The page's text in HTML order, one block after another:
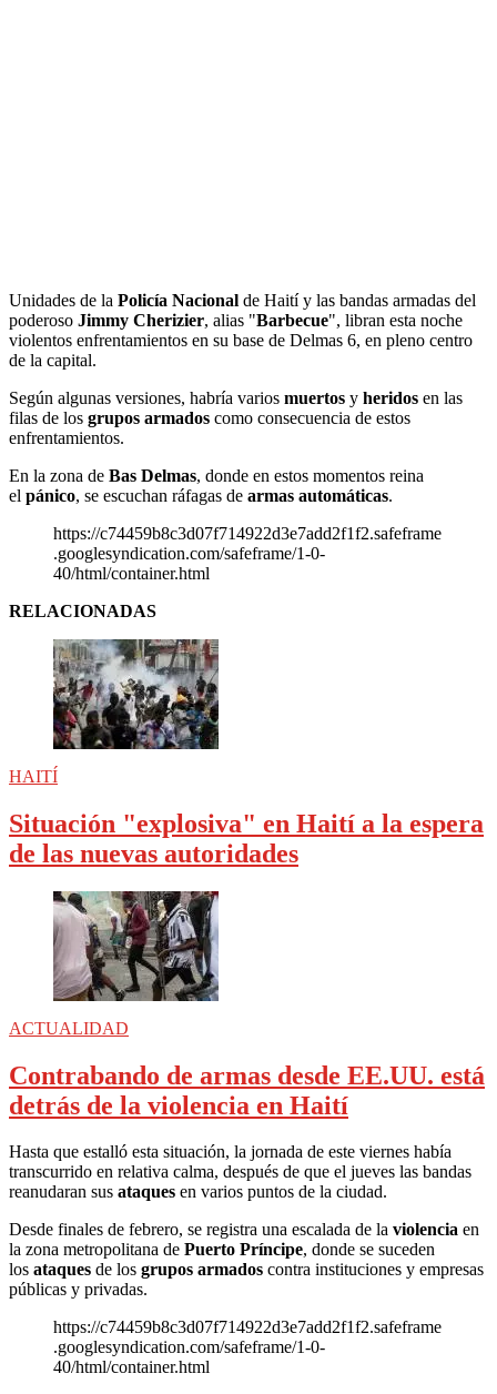
Unidades de la Policía Nacional de Haití y las bandas armadas del
poderoso Jimmy Cherizier, alias "Barbecue", libran esta noche
violentos enfrentamientos en su base de Delmas 6, en pleno centro
de la capital.
Según algunas versiones, habría varios muertos y heridos en las
filas de los grupos armados como consecuencia de estos
enfrentamientos.
En la zona de Bas Delmas, donde en estos momentos reina
el pánico, se escuchan ráfagas de armas automáticas.
https://c74459b8c3d07f714922d3e7add2f1f2.safeframe
.googlesyndication.com/safeframe/1-0-
40/html/container.html
RELACIONADAS
HAITÍ
Situación "explosiva" en Haití a la espera
de las nuevas autoridades
ACTUALIDAD
Contrabando de armas desde EE.UU. está
detrás de la violencia en Haití
Hasta que estalló esta situación, la jornada de este viernes había
transcurrido en relativa calma, después de que el jueves las bandas
reanudaran sus ataques en varios puntos de la ciudad.
Desde finales de febrero, se registra una escalada de la violencia en
la zona metropolitana de Puerto Príncipe, donde se suceden
los ataques de los grupos armados contra instituciones y empresas
públicas y privadas.
https://c74459b8c3d07f714922d3e7add2f1f2.safeframe
.googlesyndication.com/safeframe/1-0-
40/html/container.html